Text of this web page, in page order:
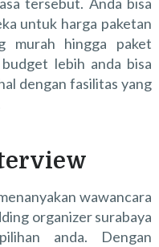
untuk harga paketan
murah hingga paket
lebih anda bisa
dengan fasilitas yang
wawancara
organizer surabaya
anda. Dengan